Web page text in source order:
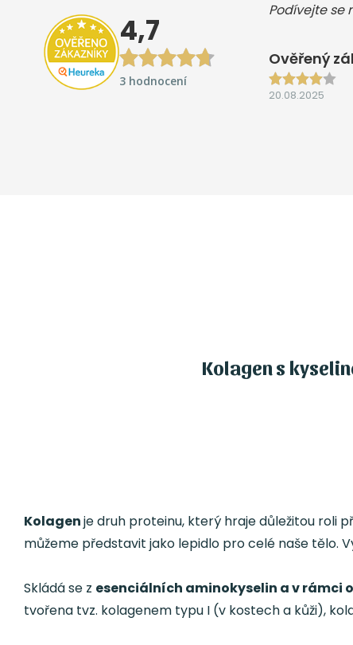
4,7
3 hodnocení
Podívejte se
Ověřený
20.08.2025
Kolagen s
Kolagenje druh proteinu, který hraje důležitou roli
můžeme představit jako lepidlo pro celé naše tělo.
Skládá se z esenciálních aminokyselin a v rámci
tvořena tvz. kolagenem typu I (v kostech a kůži),